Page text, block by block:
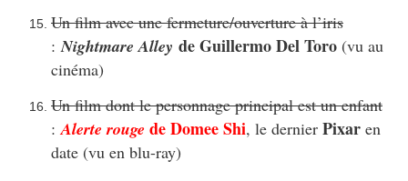
Un film avec une fermeture/ouverture à l’iris
:Nightmare Alley de Guillermo Del Toro (vu au
cinéma)
Un film dont le personnage principal est un enfant
:Alerte rouge de Domee Shi, le dernier Pixar en
date (vu en blu-ray)